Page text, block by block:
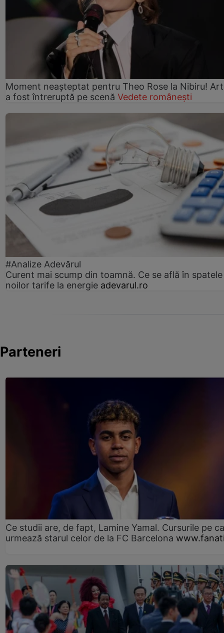
Moment neașteptat pentru Theo Rose la Nibiru!
a fost întreruptă pe scenă Vedete românești
#Analize Adevărul
Curent mai scump din toamnă. Ce se află în spatele
noilor tarife la energie adevarul.ro
Parteneri
Ce studii are, de fapt, Lamine Yamal. Cursurile pe
urmează starul celor de la FC Barcelona